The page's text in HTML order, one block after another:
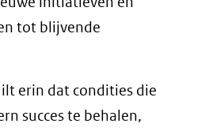
tot blijvende
erin dat condities die
succes te behalen,